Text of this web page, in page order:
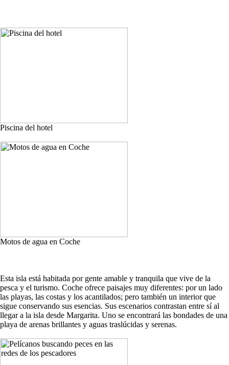
Piscina del hotel
Motos de agua en Coche
Esta isla está habitada por gente amable y tranquila que vive de la
pesca y el turismo. Coche ofrece paisajes muy diferentes: por un lado
las playas, las costas y los acantilados; pero también un interior que
sigue conservando sus esencias. Sus escenarios contrastan entre sí al
llegar a la isla desde Margarita. Uno se encontrará las bondades de una
playa de arenas brillantes y aguas traslúcidas y serenas.